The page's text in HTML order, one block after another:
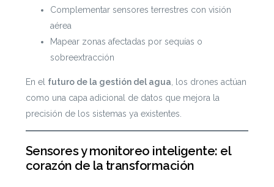
Complementar sensores terrestres con visión
aérea
Mapear zonas afectadas por sequías o
sobreextracción
En el futuro de la gestión del agua , los drones actúan
como una capa adicional de datos que mejora la
precisión de los sistemas ya existentes.
Sensores y monitoreo inteligente: el
corazón de la transformación